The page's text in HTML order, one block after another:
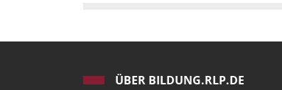
ÜBER BILDUNG.RLP.DE